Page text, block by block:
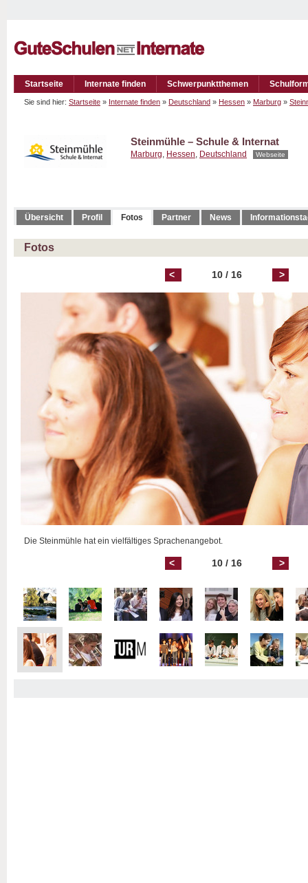
Startseite Internate finden Schwerpunktthemen
Sie sind hier: Startseite » Internate finden » Deutschland » Hessen » Marburg »
Steinmühle – Schule & Internat
Marburg, Hessen, Deutschland Webseite
Übersicht Profil Fotos Partner News
Fotos
< 10 / 16 >
Die Steinmühle hat ein vielfältiges Sprachenangebot.
< 10 / 16 >